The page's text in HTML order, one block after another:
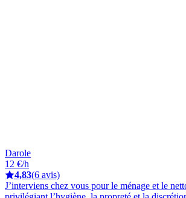
Darole
12 €/h
4,83(6 avis)
J’interviens chez vous pour le ménage et le